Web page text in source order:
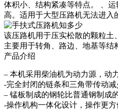
体积小、结构紧凑等特点。 、
高。适用于大型压路机无法进入
该压路机用于压实松散的颗粒土
主要用于转角、路边、地基等结
产品介绍
– 本机采用柴油机为动力源，动
-完全封闭的链条和三角带传动减
– 锰板制成的钢轮比普通钢制成
-操作机构一体化设计，操作更方